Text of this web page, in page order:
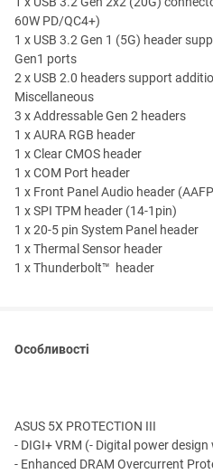
60W PD/QC4+)
1 x USB 3.2 Gen 1 (5G) header
Gen1 ports
2 x USB 2.0 headers support
Miscellaneous
3 x Addressable Gen 2 headers
1 x AURA RGB header
1 x Clear CMOS header
1 x COM Port header
1 x Front Panel Audio header
1 x SPI TPM header (14-1pin)
1 x 20-5 pin System Panel header
1 x Thermal Sensor header
1 x Thunderbolt™ header
Особливості
ASUS 5X PROTECTION III
- DIGI+ VRM (- Digital power design
- Enhanced DRAM Overcurrent